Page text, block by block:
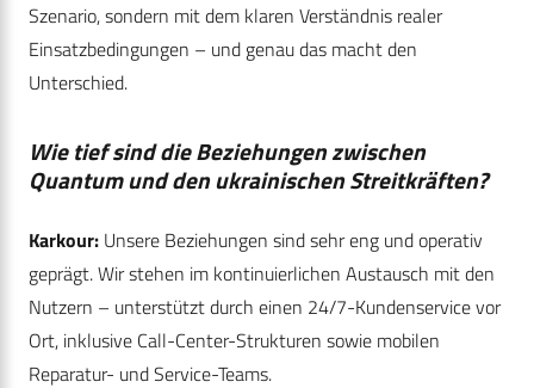
Szenario, sondern mit dem klaren Verständnis realer
Einsatzbedingungen – und genau das macht den
Unterschied.
Wie tief sind die Beziehungen zwischen
Quantum und den ukrainischen Streitkräften?
Karkour: Unsere Beziehungen sind sehr eng und operativ
geprägt. Wir stehen im kontinuierlichen Austausch mit den
Nutzern – unterstützt durch einen 24/7-Kundenservice vor
Ort, inklusive Call-Center-Strukturen sowie mobilen
Reparatur- und Service-Teams.